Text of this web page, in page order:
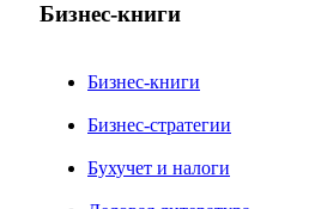
Бизнес-книги
Бизнес-книги
Бизнес-стратегии
Бухучет и налоги